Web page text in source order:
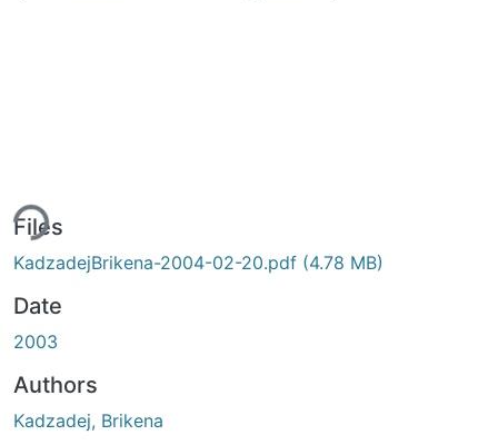
Files
KadzadejBrikena-2004-02-20.pdf (4.78 MB)
Date
2003
Authors
Kadzadej, Brikena